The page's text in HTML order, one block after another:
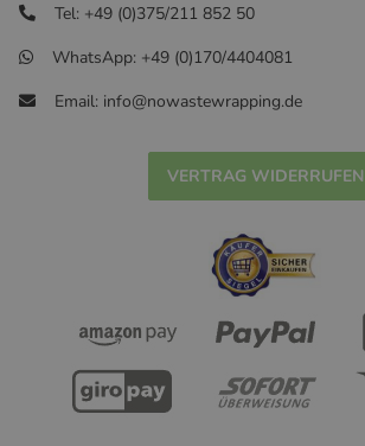
Tel: +49 (0)375/211 852 50
WhatsApp: +49 (0)170/4404081
Email: info@nowastewrapping.de
VERTRAG WIDERRUFEN